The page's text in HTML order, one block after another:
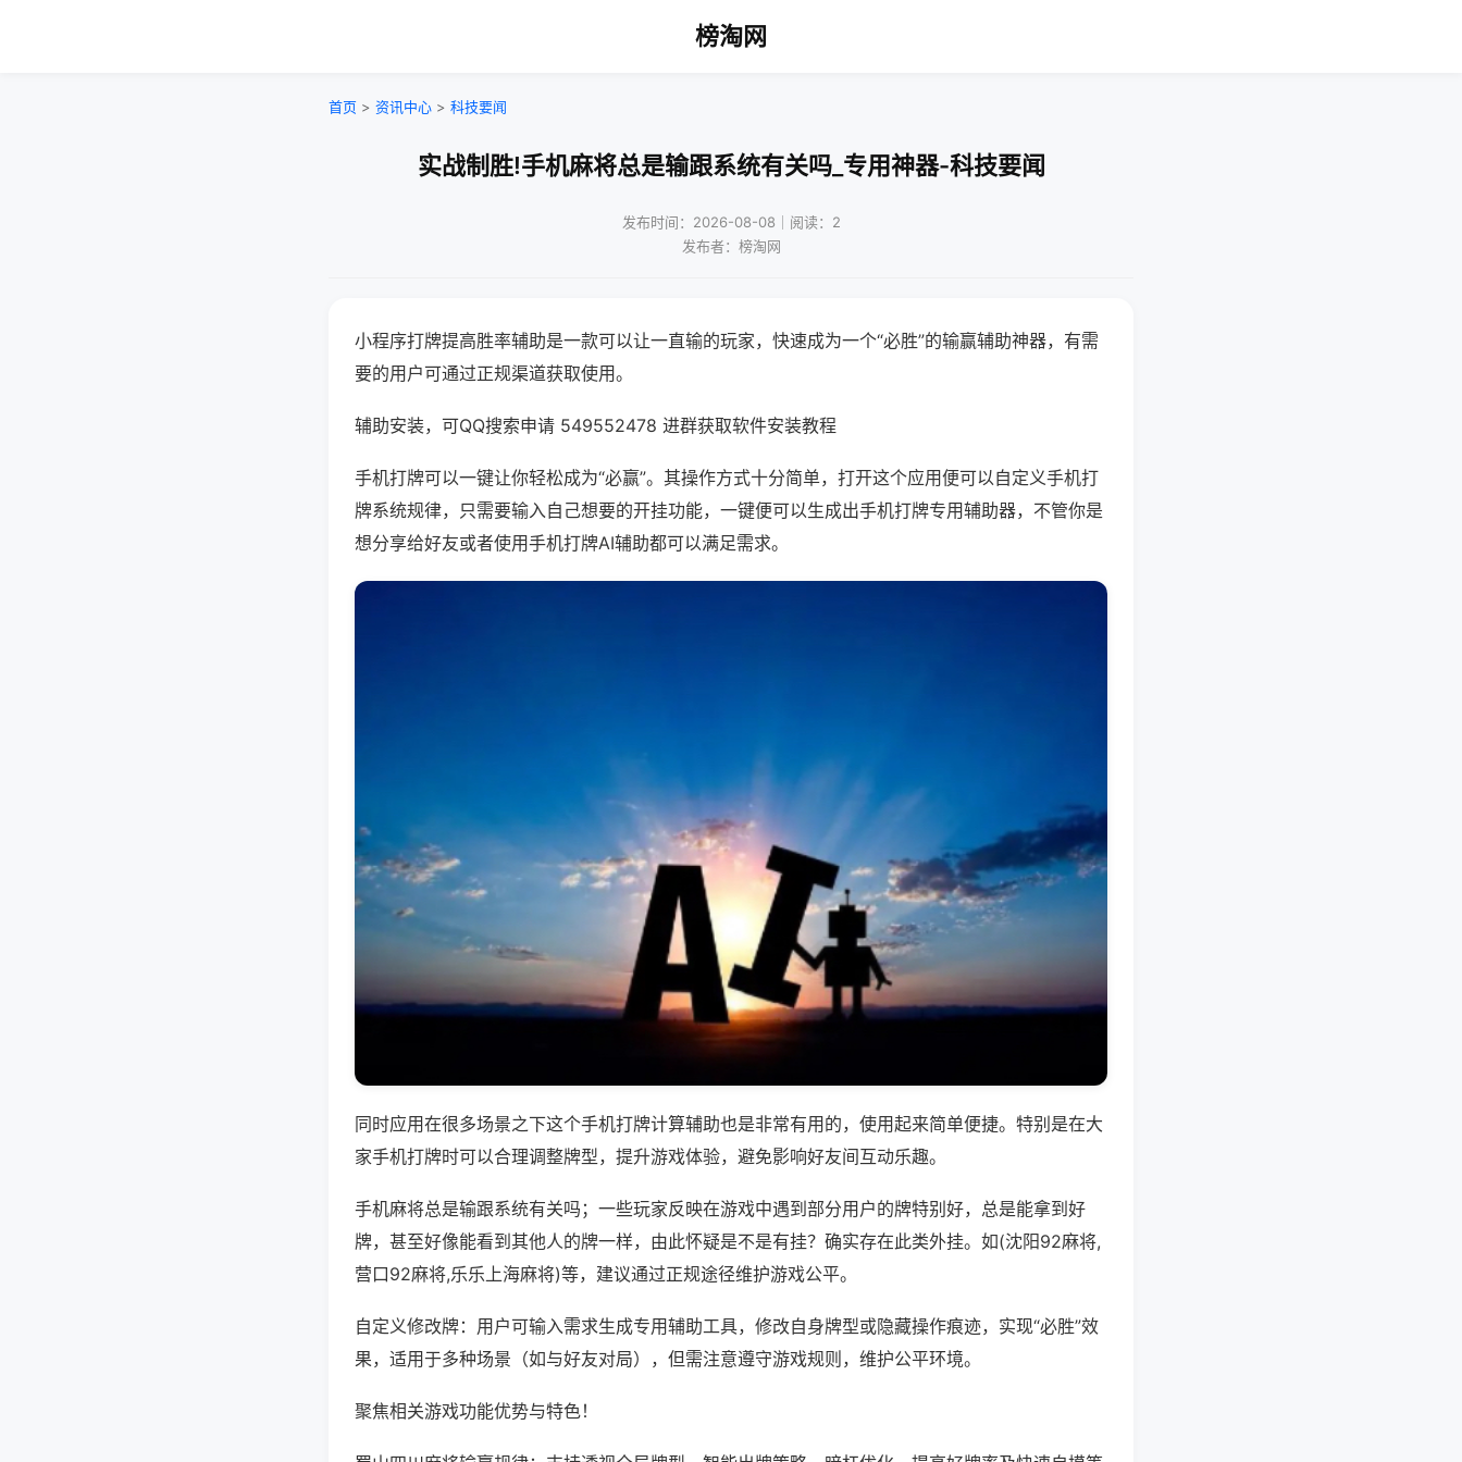
榜淘网
首页 > 资讯中心 > 科技要闻
实战制胜!手机麻将总是输跟系统有关吗_专用神器-科技要闻
发布时间：2026-08-08｜阅读：2
发布者：榜淘网
小程序打牌提高胜率辅助是一款可以让一直输的玩家，快速成为一个“必胜”的输赢辅助神器，有需
要的用户可通过正规渠道获取使用。
辅助安装，可QQ搜索申请 549552478 进群获取软件安装教程
手机打牌可以一键让你轻松成为“必赢”。其操作方式十分简单，打开这个应用便可以自定义手机打
牌系统规律，只需要输入自己想要的开挂功能，一键便可以生成出手机打牌专用辅助器，不管你是
想分享给好友或者使用手机打牌AI辅助都可以满足需求。
同时应用在很多场景之下这个手机打牌计算辅助也是非常有用的，使用起来简单便捷。特别是在大
家手机打牌时可以合理调整牌型，提升游戏体验，避免影响好友间互动乐趣。
手机麻将总是输跟系统有关吗；一些玩家反映在游戏中遇到部分用户的牌特别好，总是能拿到好
牌，甚至好像能看到其他人的牌一样，由此怀疑是不是有挂？确实存在此类外挂。如(沈阳92麻将,
营口92麻将,乐乐上海麻将)等，建议通过正规途径维护游戏公平。
自定义修改牌：用户可输入需求生成专用辅助工具，修改自身牌型或隐藏操作痕迹，实现“必胜”效
果，适用于多种场景（如与好友对局），但需注意遵守游戏规则，维护公平环境。
聚焦相关游戏功能优势与特色！